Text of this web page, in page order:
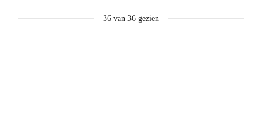
36 van 36 gezien